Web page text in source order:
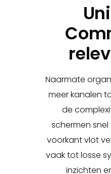
Naarmate
meer kanalen
de
schermen
voorkant vlot
vaak tot losse
inzichten